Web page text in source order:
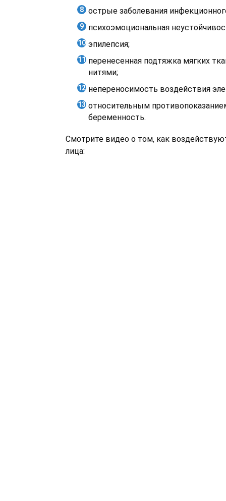
острые заболевания
психоэмоциональная
эпилепсия;
перенесенная подтяжка мягких
нитями;
непереносимость воздействия
относительным
беременность.
Смотрите видео о том, как
лица: